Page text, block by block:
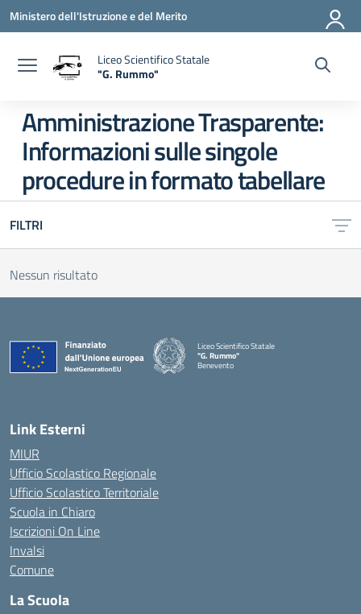
Vai ai contenuti
Vai al menu di navigazione
Vai al footer
Ministero dell'Istruzione e del Merito
Liceo Scientifico Statale
"G. Rummo"
Amministrazione Trasparente:
Informazioni sulle singole
procedure in formato tabellare
FILTRI
Nessun risultato
Liceo Scientifico Statale
"G. Rummo"
Benevento
Link Esterni
MIUR
Ufficio Scolastico Regionale
Ufficio Scolastico Territoriale
Scuola in Chiaro
Iscrizioni On Line
Invalsi
Comune
La Scuola